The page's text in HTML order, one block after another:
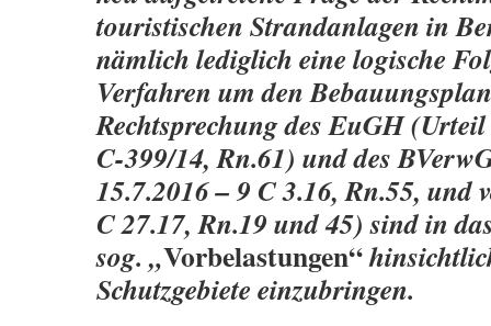
touristischen Strandanlagen in
nämlich lediglich eine logische
Verfahren um den
Rechtsprechung des EuGH
C-399/14, Rn.61) und des
15.7.2016 – 9 C 3.16, Rn.55, und
C 27.17, Rn.19 und 45) sind in
sog. „Vorbelastungen“
Schutzgebiete einzubringen.